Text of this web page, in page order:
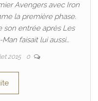
Avengers avec Iron
la première phase.
son entrée après Les
faisait lui aussi…
2015 0